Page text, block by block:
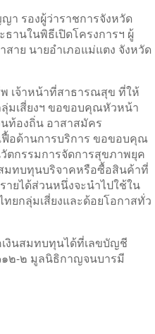
รองผู้ว่าราชการจังหวัด
ธานในพิธีเปิดโครงการฯ ผู้
าย นายอำเภอแม่แตง จังหวัด
เจ้าหน้าที่สาธารณสุข ที่ให้
ลุ่มเสี่ยงฯ ขอขอบคุณหัวหน้า
ท้องถิ่น อาสาสมัคร
อด้านการบริการ ขอขอบคุณ
กรรมการจัดการสุขภาพยุค
มทบทุนบริจาคหรือซื้อสินค้าที่
ยได้ส่วนหนึ่งจะนำไปใช้ใน
ทยกลุ่มเสี่ยงและด้อยโอกาสทั่ว
งินสมทบทุนได้ที่เลขบัญชี
๒-๒ มูลนิธิกาญจนบารมี